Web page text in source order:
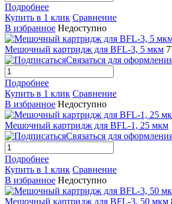
Подробнее
Купить в 1 клик Сравнение
В избранное Недоступно
Мешочный картридж для BFL-3, 5 мкм
Связаться для
Подробнее
Купить в 1 клик Сравнение
В избранное Недоступно
Мешочный картридж для BFL-1, 25 мкм
Связаться для
Подробнее
Купить в 1 клик Сравнение
В избранное Недоступно
Мешочный картридж для BFL-3, 50 мкм